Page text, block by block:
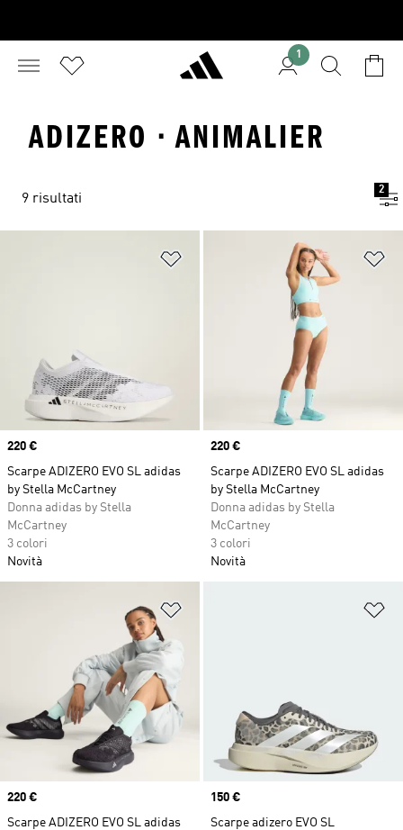
1
ADIZERO · ANIMALIER
9 risultati
2
Aggiungi alla lista dei desideri
Price
220 €
Scarpe ADIZERO EVO SL adidas
by Stella McCartney
Donna adidas by Stella
McCartney
3 colori
Novità
Price
220 €
Scarpe ADIZERO EVO SL adidas
by Stella McCartney
Donna adidas by Stella
McCartney
3 colori
Novità
Aggiungi alla lista dei desideri
Price
220 €
Scarpe ADIZERO EVO SL adidas
Price
150 €
Scarpe adizero EVO SL